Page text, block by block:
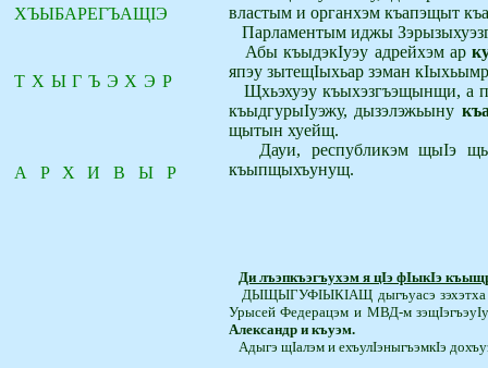
ХЪЫБАРЕГЪАЩIЭ
ТХЫГЪЭХЭР
АРХИВЫР
властым и органхэм къапэщыт
Парламентым иджы
Абы къыдэкIуэу адрейхэм ар
япэу зытещIыхьар зэман кI
Щхьэхуэу къыхэзгъэщынщи, а
къыдгурыIуэжу, дызэлэжьыну
щытын ­хуейщ.
Дауи, республикэм щыIэ
къыпщыхъунущ.
Ди лъэпкъэгъухэм я цIэ фIыкIэ
ДЫЩЫГУФIЫКIАЩ дыгъуасэ
Урысей Федерацэм и МВД-м
Александр и къуэм.
Адыгэ щIалэм и ехъулIэныгъэмкIэ